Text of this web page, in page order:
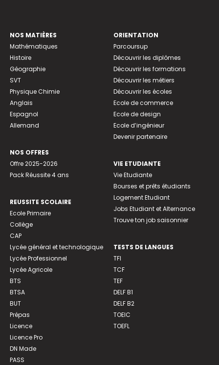
NOS MATIÈRES
Mathématiques
Histoire
Géographie
SVT
Physique Chimie
Anglais
Espagnol
Allemand
NOS OFFRES
Offre 2025-2026
Pack Réussite 4 ans
REUSSITE SCOLAIRE
Ecole Primaire
Collège
CAP
Lycée général et technologique
Lycée Professionnel
Lycée Agricole
BTS
BTSA
BUT
Prépas
Licence
Licence Pro
DN Made
PASS
ORIENTATION
Parcoursup
Découvrir les diplômes
Découvrir les formations
Découvrir les métiers
Découvrir les écoles
Ecole de commerce
Ecole de design
Ecole d’ingénieur
Devenir partenaire
VIE ETUDIANTE
Vie Etudiante
Bourses et prêts étudiants
Logement Etudiant
Jobs Etudiant et Alternance
Trouve ton job saisonnier
TESTS DE LANGUES
TFI
TCF
TEF
DELF B1
DELF B2
TOEIC
TOEFL